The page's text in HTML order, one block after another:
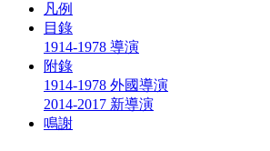
凡例
目錄
1914-1978 導演
附錄
1914-1978 外國導演
2014-2017 新導演
鳴謝